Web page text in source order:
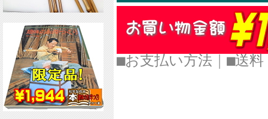
■お支払い方法 ■